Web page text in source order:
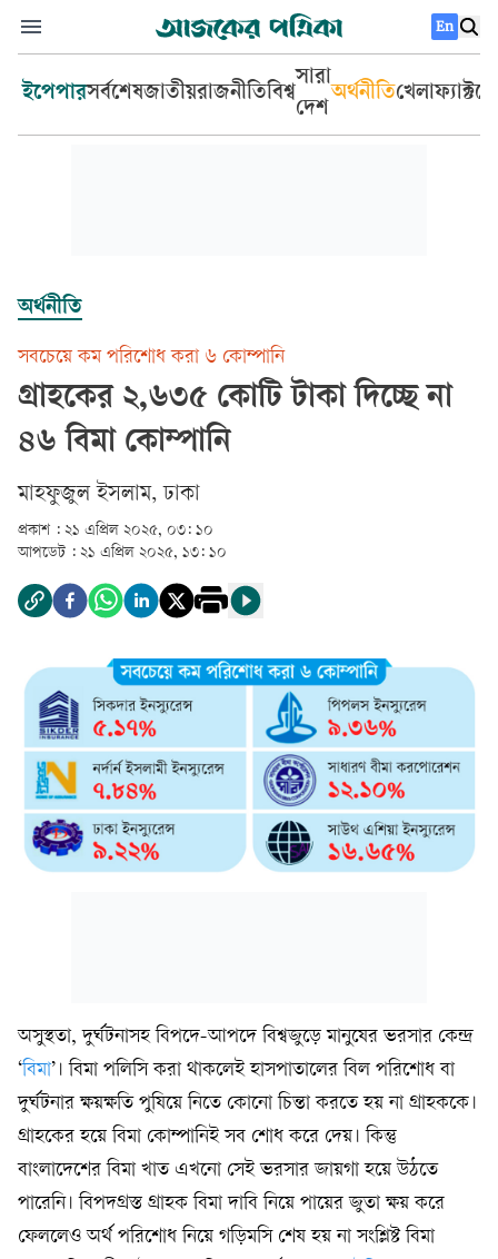
En
ইপেপারসর্বশেষজাতীয়রাজনীতিবিশ্ব
সারা
দেশ
অর্থনীতিখেলা
অর্থনীতি
সবচেয়ে কম পরিশোধ করা ৬ কোম্পানি
গ্রাহকের ২,৬৩৫ কোটি টাকা দিচ্ছে না
৪৬ বিমা কোম্পানি
মাহফুজুল ইসলাম, ঢাকা
প্রকাশ : ২১ এপ্রিল ২০২৫, ০৩: ১০
আপডেট : ২১ এপ্রিল ২০২৫, ১৩: ১০
অসুস্থতা, দুর্ঘটনাসহ বিপদে-আপদে বিশ্বজুড়ে মানুষের ভরসার কেন্দ্র
‘বিমা’। বিমা পলিসি করা থাকলেই হাসপাতালের বিল পরিশোধ বা
দুর্ঘটনার ক্ষয়ক্ষতি পুষিয়ে নিতে কোনো চিন্তা করতে হয় না গ্রাহককে।
গ্রাহকের হয়ে বিমা কোম্পানিই সব শোধ করে দেয়। কিন্তু
বাংলাদেশের বিমা খাত এখনো সেই ভরসার জায়গা হয়ে উঠতে
পারেনি। বিপদগ্রস্ত গ্রাহক বিমা দাবি নিয়ে পায়ের জুতা ক্ষয় করে
ফেললেও অর্থ পরিশোধ নিয়ে গড়িমসি শেষ হয় না সংশ্লিষ্ট বিমা